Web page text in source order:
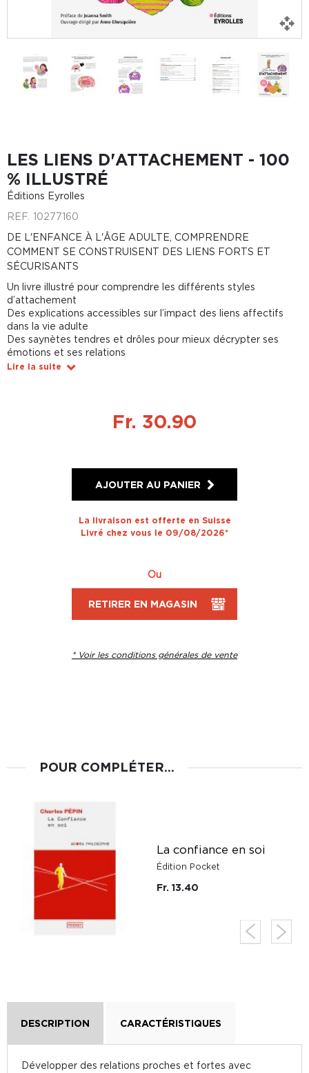
LES LIENS D'ATTACHEMENT - 100
% ILLUSTRÉ
Éditions Eyrolles
REF. 10277160
DE L'ENFANCE À L'ÂGE ADULTE, COMPRENDRE
COMMENT SE CONSTRUISENT DES LIENS FORTS ET
SÉCURISANTS
Un livre illustré pour comprendre les différents styles
d’attachement
Des explications accessibles sur l’impact des liens affectifs
dans la vie adulte
Des saynètes tendres et drôles pour mieux décrypter ses
émotions et ses relations
Lire la suite
Fr. 30.90
AJOUTER AU PANIER
La livraison est offerte en Suisse
Livré chez vous le 09/08/2026*
Ou
RETIRER EN MAGASIN
* Voir les conditions générales de vente
POUR COMPLÉTER...
La confiance en soi
Édition Pocket
Fr. 13.40
DESCRIPTION CARACTÉRISTIQUES
Développer des relations proches et fortes avec